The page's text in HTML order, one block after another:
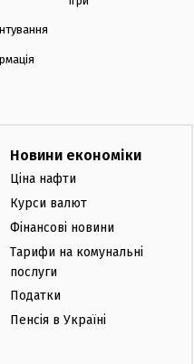
Новини економіки
Ціна нафти
Курси валют
Фінансові новини
Тарифи на комунальні
послуги
Податки
Пенсія в Україні